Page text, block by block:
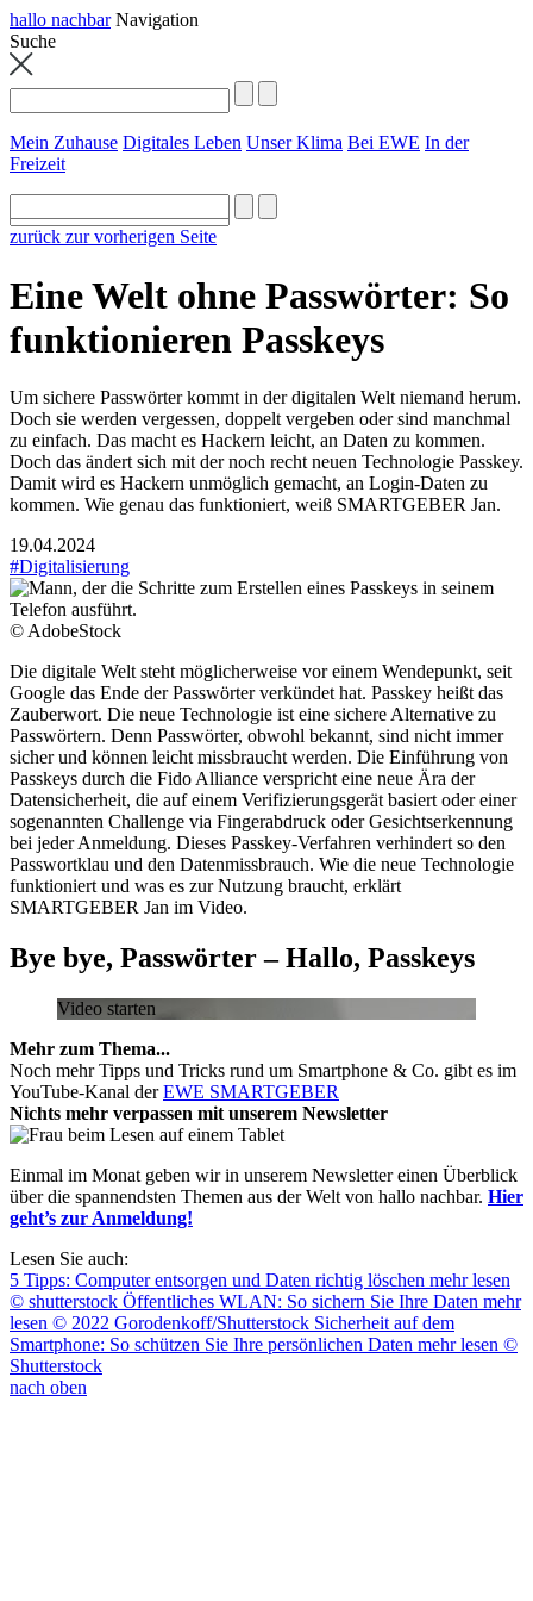
hallo nachbar Navigation
Suche
Mein Zuhause Digitales Leben Unser Klima Bei EWE In der
Freizeit
zurück zur vorherigen Seite
Eine Welt ohne Passwörter: So
funktionieren Passkeys
Um sichere Passwörter kommt in der digitalen Welt niemand herum.
Doch sie werden vergessen, doppelt vergeben oder sind manchmal
zu einfach. Das macht es Hackern leicht, an Daten zu kommen.
Doch das ändert sich mit der noch recht neuen Technologie Passkey.
Damit wird es Hackern unmöglich gemacht, an Login-Daten zu
kommen. Wie genau das funktioniert, weiß SMARTGEBER Jan.
19.04.2024
#Digitalisierung
© AdobeStock
Die digitale Welt steht möglicherweise vor einem Wendepunkt, seit
Google das Ende der Passwörter verkündet hat. Passkey heißt das
Zauberwort. Die neue Technologie ist eine sichere Alternative zu
Passwörtern. Denn Passwörter, obwohl bekannt, sind nicht immer
sicher und können leicht missbraucht werden. Die Einführung von
Passkeys durch die Fido Alliance verspricht eine neue Ära der
Datensicherheit, die auf einem Verifizierungsgerät basiert oder einer
sogenannten Challenge via Fingerabdruck oder Gesichtserkennung
bei jeder Anmeldung. Dieses Passkey-Verfahren verhindert so den
Passwortklau und den Datenmissbrauch. Wie die neue Technologie
funktioniert und was es zur Nutzung braucht, erklärt
SMARTGEBER Jan im Video.
Bye bye, Passwörter – Hallo, Passkeys
Video starten
Mehr zum Thema...
Noch mehr Tipps und Tricks rund um Smartphone & Co. gibt es im
YouTube-Kanal derEWE SMARTGEBER
Nichts mehr verpassen mit unserem Newsletter
Einmal im Monat geben wir in unserem Newsletter einen Überblick
über die spannendsten Themen aus der Welt von hallo nachbar. Hier
geht’s zur Anmeldung!
Lesen Sie auch:
5 Tipps: Computer entsorgen und Daten richtig löschen mehr lesen
© shutterstock Öffentliches WLAN: So sichern Sie Ihre Daten mehr
lesen © 2022 Gorodenkoff/Shutterstock Sicherheit auf dem
Smartphone: So schützen Sie Ihre persönlichen Daten mehr lesen ©
Shutterstock
nach oben